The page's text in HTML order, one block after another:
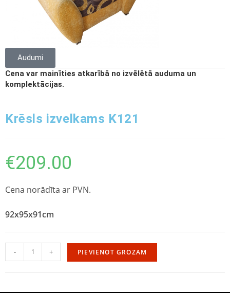
Audumi
Cena var mainīties atkarībā no izvēlētā auduma un
komplektācijas.
Krēsls izvelkams K121
€209.00
Cena norādīta ar PVN.
92x95x91cm
- + PIEVIENOT GROZAM